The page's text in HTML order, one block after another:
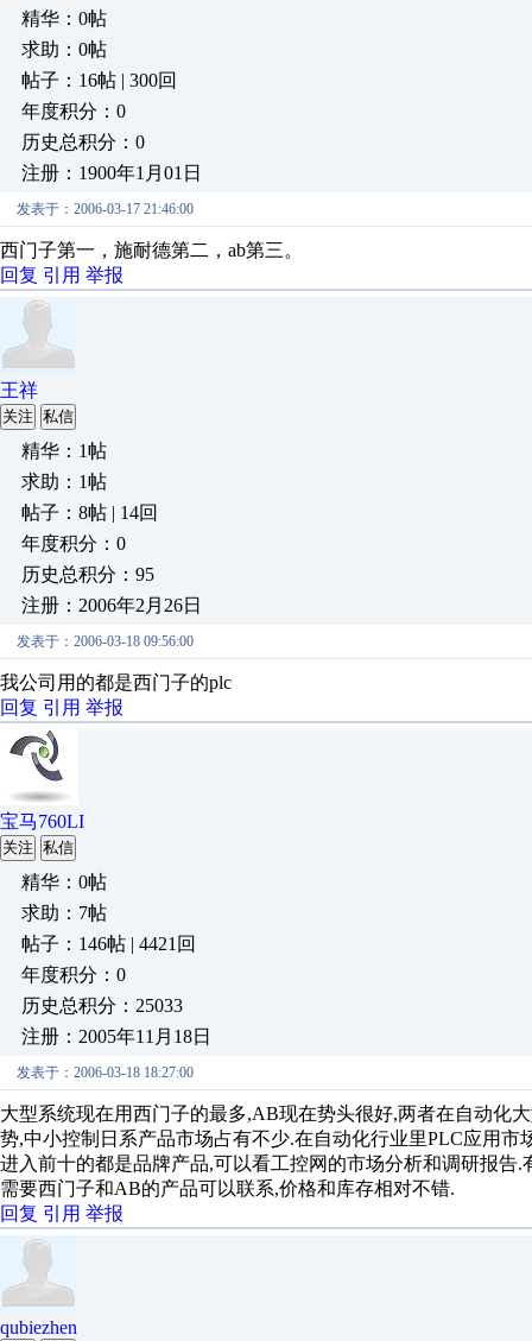
精华：0帖
求助：0帖
帖子：16帖 | 300回
年度积分：0
历史总积分：0
注册：1900年1月01日
发表于：2006-03-17 21:46:00
西门子第一，施耐德第二，ab第三。
回复 引用 举报
王祥
关注 私信
精华：1帖
求助：1帖
帖子：8帖 | 14回
年度积分：0
历史总积分：95
注册：2006年2月26日
发表于：2006-03-18 09:56:00
我公司用的都是西门子的plc
回复 引用 举报
宝马760LI
关注 私信
精华：0帖
求助：7帖
帖子：146帖 | 4421回
年度积分：0
历史总积分：25033
注册：2005年11月18日
发表于：2006-03-18 18:27:00
大型系统现在用西门子的最多,AB现在势头很好,两者在自动化
势,中小控制日系产品市场占有不少.在自动化行业里PLC应用市
进入前十的都是品牌产品,可以看工控网的市场分析和调研报告.
需要西门子和AB的产品可以联系,价格和库存相对不错.
回复 引用 举报
qubiezhen